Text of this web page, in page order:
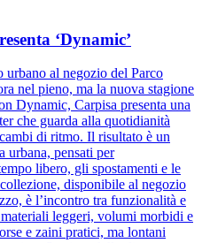
‘Dynamic’
al negozio del Parco
nel pieno, ma la nuova stagione
Dynamic, Carpisa presenta una
che guarda alla quotidianità
di ritmo. Il risultato è un
urbana, pensati per
libero, gli spostamenti e le
disponibile al negozio
è l’incontro tra funzionalità e
leggeri, volumi morbidi e
e zaini pratici, ma lontani